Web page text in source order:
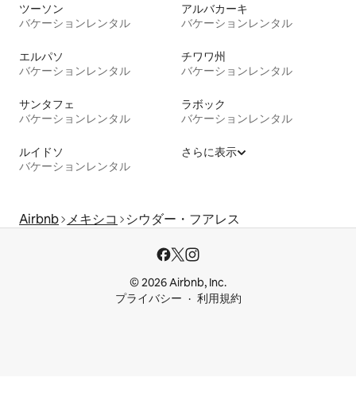
ツーソン
バケーションレンタル
アルバカーキ
バケーションレンタル
エルパソ
バケーションレンタル
チワワ州
バケーションレンタル
サンタフェ
バケーションレンタル
ラボック
バケーションレンタル
ルイドソ
バケーションレンタル
さらに表示
Airbnb メキシコ シウダー・フアレス
© 2026 Airbnb, Inc.
プライバシー
利用規約